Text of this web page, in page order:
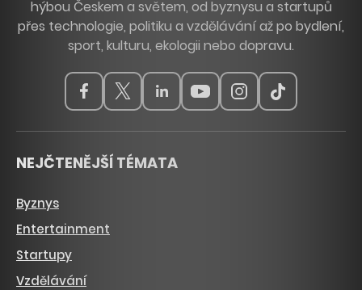
hýbou Českem a světem, od byznysu a startupů
přes technologie, politiku a vzdělávání až po bydlení,
sport, kulturu, ekologii nebo dopravu.
NEJČTENĚJŠÍ TÉMATA
Byznys
Entertainment
Startupy
Vzdělávání